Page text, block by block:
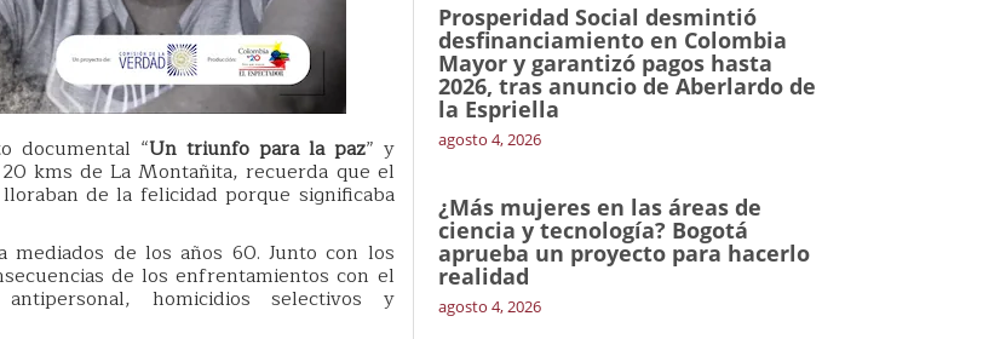
documental “Un triunfo para la paz” y
kms de La Montañita, recuerda que el
de la felicidad porque significaba
de los años 60. Junto con los
de los enfrentamientos con el
homicidios selectivos y
Prosperidad Social desmintió
desfinanciamiento en Colombia
Mayor y garantizó pagos hasta
2026, tras anuncio de Aberlardo de
la Espriella
agosto 4, 2026
¿Más mujeres en las áreas de
ciencia y tecnología? Bogotá
aprueba un proyecto para hacerlo
realidad
agosto 4, 2026